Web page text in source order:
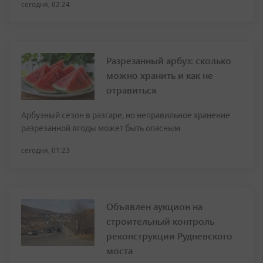
сегодня, 02:24
Разрезанный арбуз: сколько
можно хранить и как не
отравиться
Арбузный сезон в разгаре, но неправильное хранение
разрезанной ягоды может быть опасным
сегодня, 01:23
Объявлен аукцион на
строительный контроль
реконструкции Рудневского
моста